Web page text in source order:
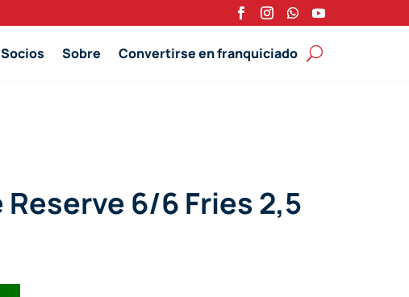
Socios Sobre Convertirse en franquiciado
6/6 Fries 2,5